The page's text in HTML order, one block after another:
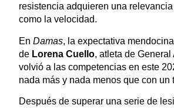
resistencia adquieren una
como la velocidad.
En Damas, la expectativa
de Lorena Cuello, atleta de General
volvió a las competencias en este
nada más y nada menos que con un
Después de superar una serie de